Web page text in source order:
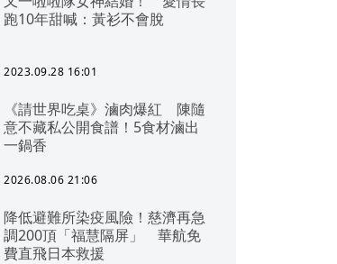
跑10年甜喊：黃衫不會脫
2023.09.28 16:01
《請世界吃桌》滷肉爆紅 陳隨
意不藏私公開食譜！5食材滷出
一鍋香
2026.08.06 21:06
降低避難所染疫風險！慈濟再急
調200頂「福慧隔屏」 華航免
費直飛日本救援